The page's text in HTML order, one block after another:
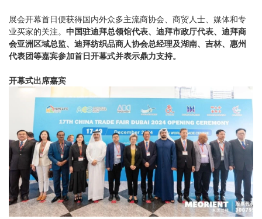
展会开幕首日便获得国内外众多主流商协会、商贸人士、媒体和专
业买家的关注。 中国驻迪拜总领馆代表、迪拜市政厅代表、迪拜商
会亚洲区域总监、迪拜纺织品商人协会总经理及湖南、吉林、惠州
代表团等嘉宾参加首日开幕式并表示鼎力支持。
开幕式出席嘉宾